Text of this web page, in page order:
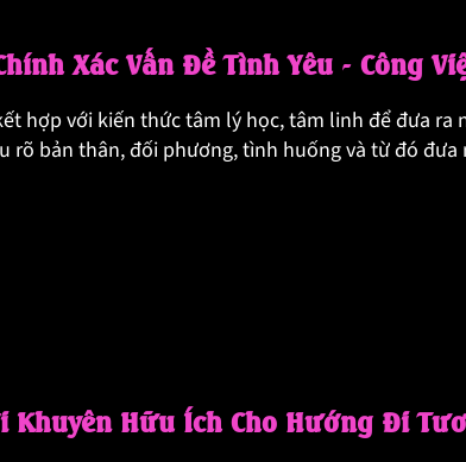
Xác Vấn Đề Tình Yêu - Công
hợp với kiến thức tâm lý học, tâm linh để đưa ra
rõ bản thân, đối phương, tình huống và từ đó
Khuyên Hữu Ích Cho Hướng Đi